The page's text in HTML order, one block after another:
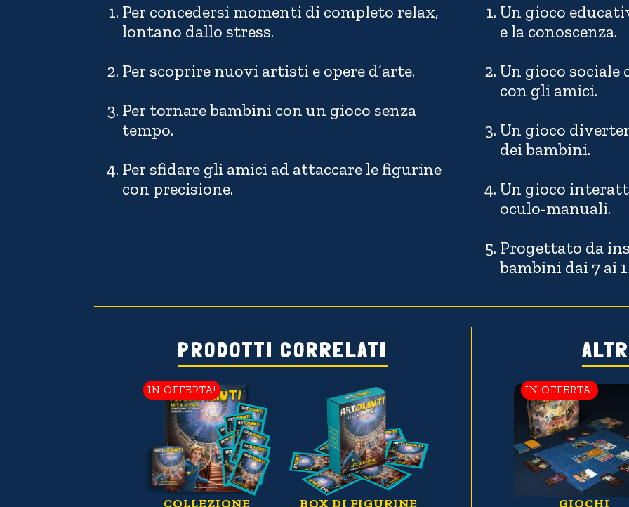
Per concedersi momenti di completo relax,
lontano dallo stress.
Per scoprire nuovi artisti e opere d’arte.
Per tornare bambini con un gioco senza
tempo.
Per sfidare gli amici ad attaccare le figurine
con precisione.
Un gioco
e la conoscenza.
Un gioco sociale
con gli amici.
Un gioco
dei bambini.
Un gioco
oculo-manuali.
Progettato da
bambini dai 7 ai
PRODOTTI CORRELATI
IN OFFERTA!
COLLEZIONE
BOX DI FIGURINE
ALBUM ARTE E
PRODOTTO
ESAURITO
GADGET GADGET
IN OFFERTA!
GIOCHI